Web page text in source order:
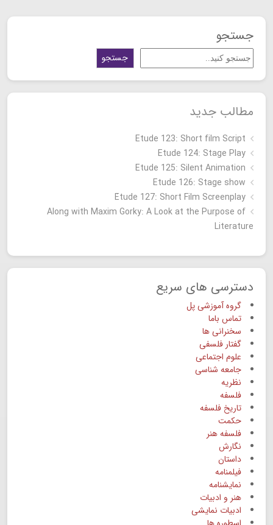
جستجو
جستجو
مطالب جدید
Etude 123: Short film Script
Etude 124: Stage Play
Etude 125: Silent Animation
Etude 126: Stage show
Étude 127: Short Film Screenplay
Along with Maxim Gorky: A Look at the Purpose of
Literature
دسترسی های سریع
گروه آموزشی پل
تماس باما
سخنرانی ها
گفتار فلسفی
علوم اجتماعی
جامعه شناسی
نظریه
فلسفه
تاریخ فلسفه
حکمت
فلسفه هنر
نگارش
داستان
فیلمنامه
نمایشنامه
هنر و ادبیات
ادبیات نمایشی